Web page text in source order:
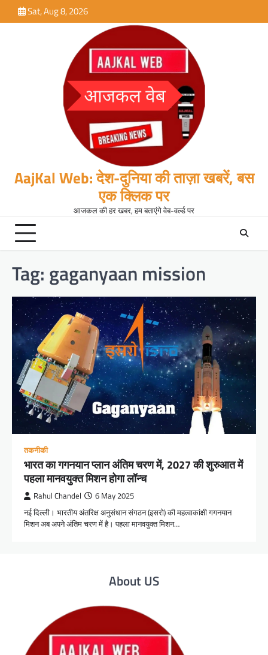
to
Sat, Aug 8, 2026
AajKal Web: देश-दुनिया की ताज़ा खबरें, बस
एक क्लिक पर
आजकल की हर खबर, हम बताएंगे वेब-वर्ल्ड पर
Tag: gaganyaan mission
तकनीकी
भारत का गगनयान प्लान अंतिम चरण में, 2027 की शुरुआत में
पहला मानवयुक्त मिशन होगा लॉन्च
Rahul Chandel 6 May 2025
नई दिल्ली। भारतीय अंतरिक्ष अनुसंधान संगठन (इसरो) की महत्वाकांक्षी गगनयान
मिशन अब अपने अंतिम चरण में है। पहला मानवयुक्त मिशन…
About US